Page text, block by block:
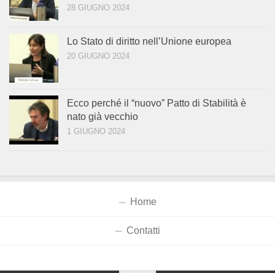
28 GIUGNO 2024
Lo Stato di diritto nell’Unione europea
20 GIUGNO 2024
Ecco perché il “nuovo” Patto di Stabilità è
nato già vecchio
1 GIUGNO 2024
Home
Contatti